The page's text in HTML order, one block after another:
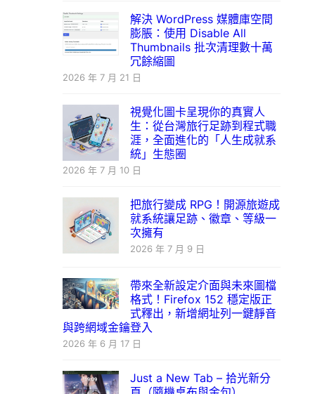
解決 WordPress 媒體庫空間
膨脹：使用 Disable All
Thumbnails 批次清理數十萬
冗餘縮圖
2026 年 7 月 21 日
視覺化圖卡呈現你的真實人
生：從台灣旅行足跡到程式職
涯，全面進化的「人生成就系
統」生態圈
2026 年 7 月 10 日
把旅行變成 RPG！開源旅遊成
就系統讓足跡、徽章、等級一
次擁有
2026 年 7 月 9 日
帶來全新設定介面與未來圖檔
格式！Firefox 152 穩定版正
式釋出，新增網址列一鍵靜音
與跨網域金鑰登入
2026 年 6 月 17 日
Just a New Tab – 拾光新分